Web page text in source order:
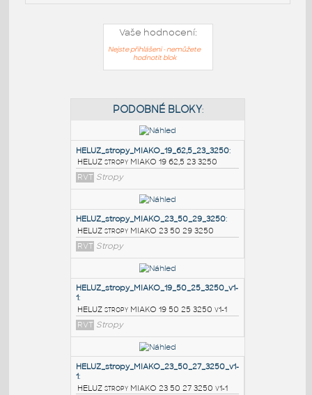
Vaše hodnocení:
Nejste přihlášeni - nemůžete
hodnotit blok
PODOBNÉ BLOKY
HELUZ_stropy_MIAKO_19_62,5_23_3250
HELUZ stropy MIAKO 19 62,5 23 3250
HELUZ_stropy_MIAKO_23_50_29_3250
HELUZ stropy MIAKO 23 50 29 3250
RVT Stropy